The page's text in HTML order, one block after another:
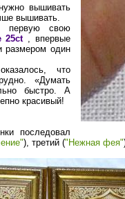
вышивать
вышивать.
первую свою
25ct, впервые
размером один
что
«Думать
быстро. А
красивый!
последовал
), третий ("Нежная фея"